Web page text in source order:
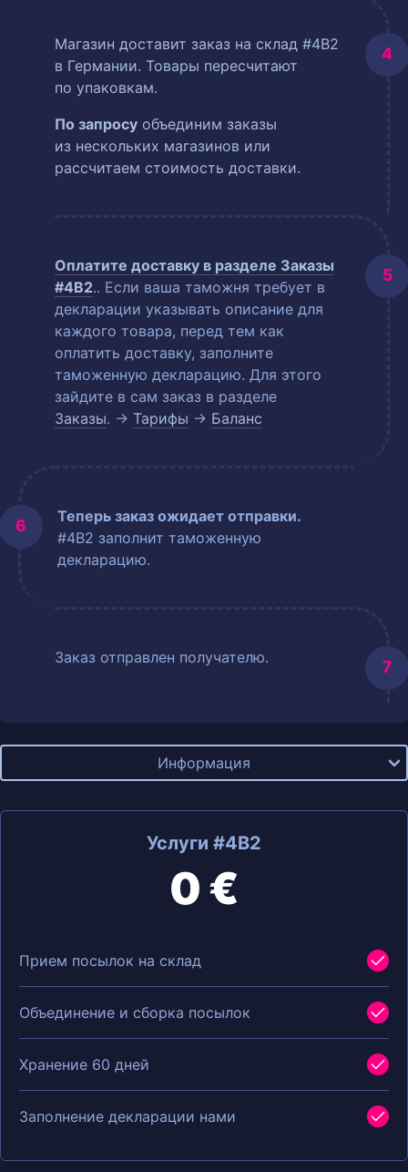
Магазин доставит заказ на склад #4B2
в Германии. Товары пересчитают
по упаковкам.
По запросу объединим заказы
из нескольких магазинов или
рассчитаем стоимость доставки.
Оплатите доставку в разделе Заказы
#4B2.. Если ваша таможня требует в
декларации указывать описание для
каждого товара, перед тем как
оплатить доставку, заполните
таможенную декларацию. Для этого
зайдите в сам заказ в разделе
Заказы. → Тарифы → Баланс
Теперь заказ ожидает отправки.
#4B2 заполнит таможенную
декларацию.
Заказ отправлен получателю.
Информация
Услуги #4B2
0 €
Прием посылок на склад
Объединение и сборка посылок
Хранение 60 дней
Заполнение декларации нами